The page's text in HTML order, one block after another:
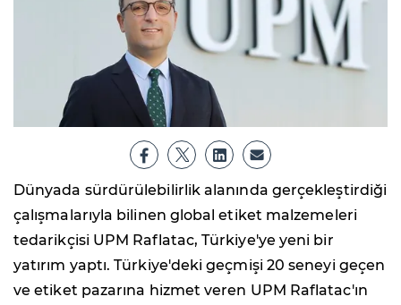
Dünyada sürdürülebilirlik alanında gerçekleştirdiği
çalışmalarıyla bilinen global etiket malzemeleri
tedarikçisi UPM Raflatac, Türkiye'ye yeni bir
yatırım yaptı. Türkiye'deki geçmişi 20 seneyi geçen
ve etiket pazarına hizmet veren UPM Raflatac'ın